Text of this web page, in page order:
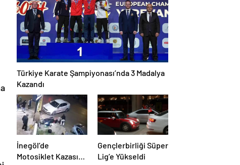
Türkiye Karate Şampiyonası’nda 3 Madalya
Kazandı
İnegöl’de
Motosiklet Kazası:
Gençlerbirliği Süper
Lig’e Yükseldi